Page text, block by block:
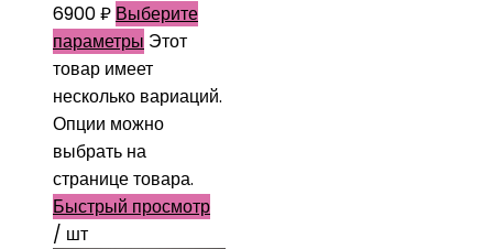
6900₽ Выберите
параметры Этот
товар имеет
несколько вариаций.
Опции можно
выбрать на
странице товара.
Быстрый просмотр
/ шт